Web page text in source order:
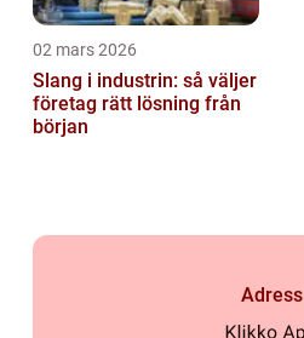
02 mars 2026
Slang i industrin: så väljer
företag rätt lösning från
början
Adress